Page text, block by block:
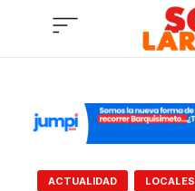
ACTUALIDAD LOCALES